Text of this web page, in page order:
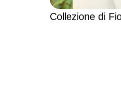
Collezione di